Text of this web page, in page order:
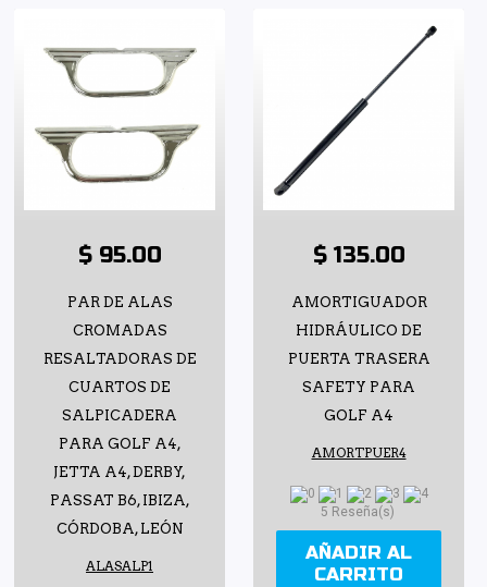
$ 95.00
PAR DE ALAS
CROMADAS
RESALTADORAS DE
CUARTOS DE
SALPICADERA
PARA GOLF A4,
JETTA A4, DERBY,
PASSAT B6, IBIZA,
CÓRDOBA, LEÓN
ALASALP1
$ 135.00
AMORTIGUADOR
HIDRÁULICO DE
PUERTA TRASERA
SAFETY PARA
GOLF A4
AMORTPUER4
5 Reseña(s)
AÑADIR AL
CARRITO